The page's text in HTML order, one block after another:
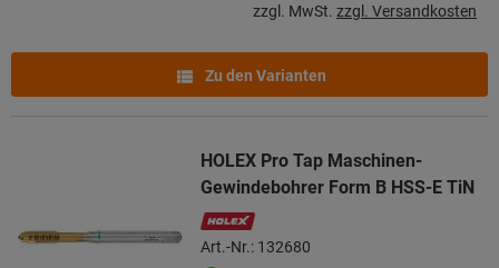
zzgl. MwSt. zzgl. Versandkosten
Zu den Varianten
HOLEX Pro Tap Maschinen-
Gewindebohrer Form B HSS-E TiN
Art.-Nr.: 132680